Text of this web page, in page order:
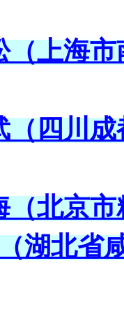
海市
川成
京市
北省咸